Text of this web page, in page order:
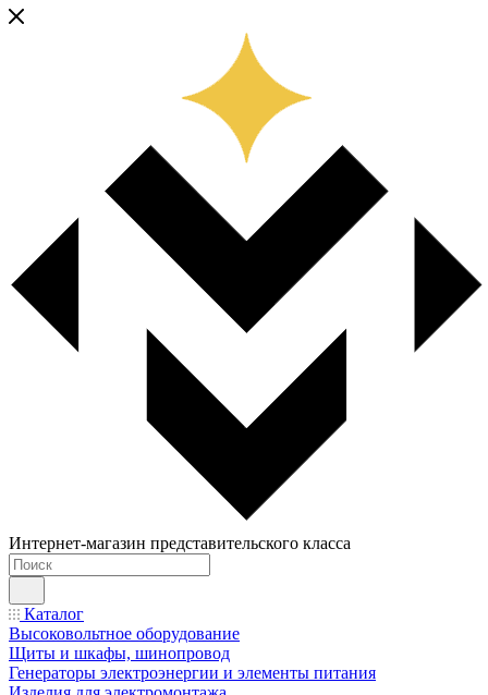
Интернет-магазин представительского класса
Каталог
Высоковольтное оборудование
Щиты и шкафы, шинопровод
Генераторы электроэнергии и элементы питания